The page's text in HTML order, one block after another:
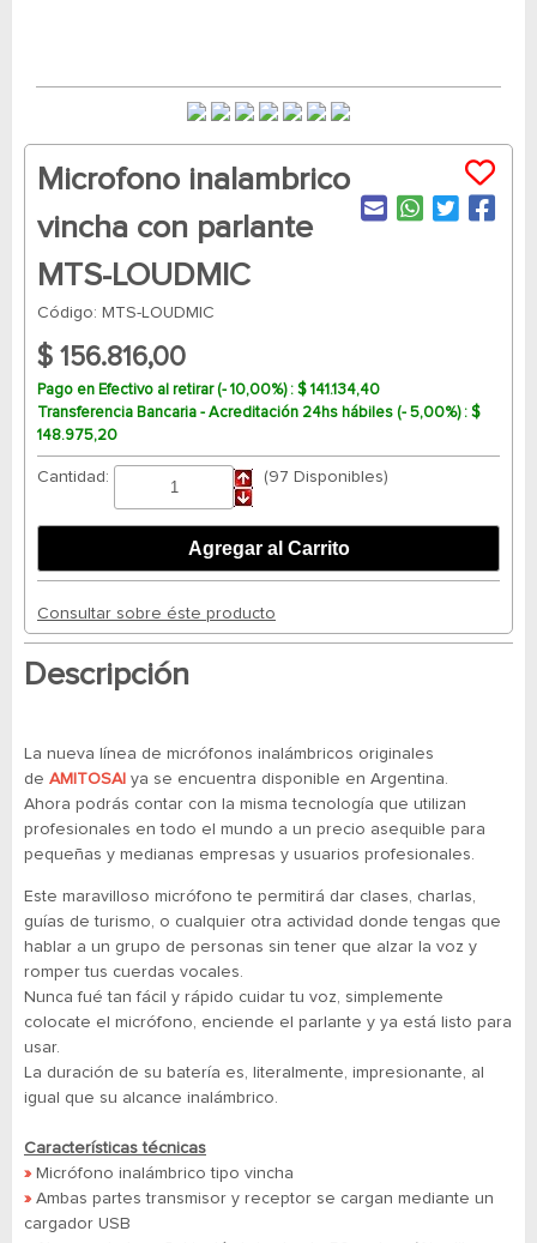
Microfono inalambrico
vincha con parlante
MTS-LOUDMIC
Código: MTS-LOUDMIC
$ 156.816,00
Pago en Efectivo al retirar (- 10,00%) : $ 141.134,40
Transferencia Bancaria - Acreditación 24hs hábiles (- 5,00%) : $
148.975,20
Cantidad: (97 Disponibles)
Consultar sobre éste producto
Descripción
La nueva línea de micrófonos inalámbricos originales
de AMITOSAI ya se encuentra disponible en Argentina.
Ahora podrás contar con la misma tecnología que utilizan
profesionales en todo el mundo a un precio asequible para
pequeñas y medianas empresas y usuarios profesionales.
Este maravilloso micrófono te permitirá dar clases, charlas,
guías de turismo, o cualquier otra actividad donde tengas que
hablar a un grupo de personas sin tener que alzar la voz y
romper tus cuerdas vocales.
Nunca fué tan fácil y rápido cuidar tu voz, simplemente
colocate el micrófono, enciende el parlante y ya está listo para
usar.
La duración de su batería es, literalmente, impresionante, al
igual que su alcance inalámbrico.
Características técnicas
»Micrófono inalámbrico tipo vincha
»Ambas partes transmisor y receptor se cargan mediante un
cargador USB